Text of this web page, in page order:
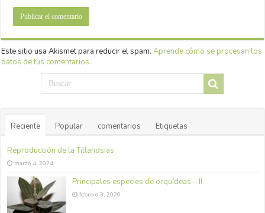
Este sitio usa Akismet para reducir el spam.Aprende cómo se procesan los
datos de tus comentarios.
Reciente Popular comentarios Etiquetas
Reproducción de la Tillandsias.
marzo 4, 2024
Principales especies de orquídeas – II
febrero 3, 2020